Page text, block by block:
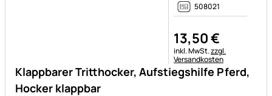
Klappbarer Tritthocker, Aufstiegshilfe Pferd,
Hocker klappbar
508021
13,50€
Steuerhinweis:
inkl. MwSt.zzgl.
Versandkosten